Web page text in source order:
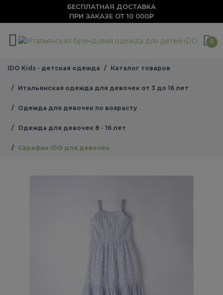
БЕСПЛАТНАЯ ДОСТАВКА
ПРИ ЗАКАЗЕ ОТ 10 000₽
0
IDO Kids - детская одежда Каталог товаров
Итальянская одежда для девочек от 3 до 16 лет
Одежда для девочек по возрасту
Одежда для девочек 8 - 16 лет
Сарафан iDO для девочек